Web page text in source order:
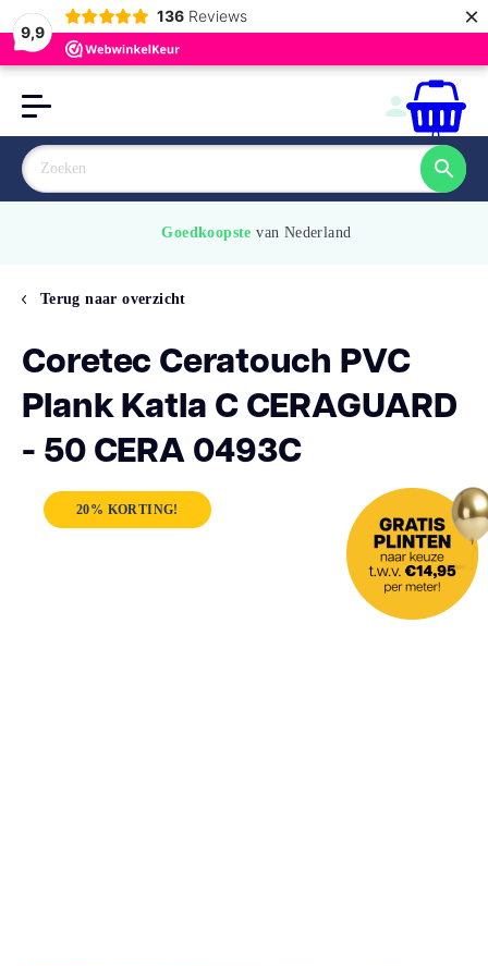
9,9
136 Reviews ×
0
Goedkoopste van Nederland
Terug naar overzicht
Coretec Ceratouch PVC
Plank Katla C CERAGUARD
- 50 CERA 0493C
20% KORTING!